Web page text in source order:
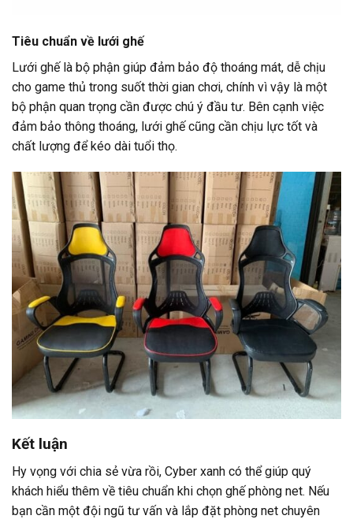
Tiêu chuẩn về lưới ghế
Lưới ghế là bộ phận giúp đảm bảo độ thoáng mát, dễ chịu
cho game thủ trong suốt thời gian chơi, chính vì vậy là một
bộ phận quan trọng cần được chú ý đầu tư. Bên cạnh việc
đảm bảo thông thoáng, lưới ghế cũng cần chịu lực tốt và
chất lượng để kéo dài tuổi thọ.
Kết luận
Hy vọng với chia sẻ vừa rồi, Cyber xanh có thể giúp quý
khách hiểu thêm về tiêu chuẩn khi chọn ghế phòng net. Nếu
bạn cần một đội ngũ tư vấn và lắp đặt phòng net chuyên